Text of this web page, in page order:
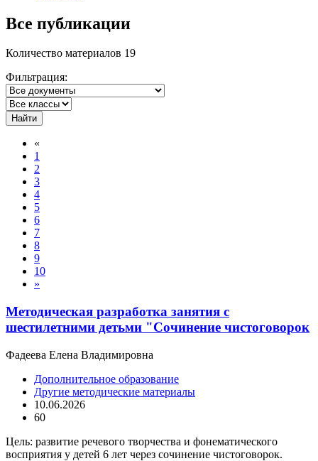
Все публикации
Количество материалов 19
Фильтрация:
Найти
«
1
2
3
4
5
6
7
8
9
10
»
Методическая разработка занятия с
шестилетними детьми "Сочинение чистоговорок
Фадеева Елена Владимировна
Дополнительное образование
Другие методические материалы
10.06.2026
60
Цель: развитие речевого творчества и фонематического
восприятия у детей 6 лет через сочинение чистоговорок.